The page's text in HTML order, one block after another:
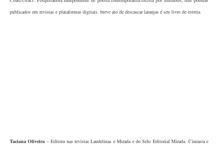
publicados em revistas e plataformas digitais. breve ato de descascar laranjas é seu livro de estreia.
Taciana Oliveira – Editora nas revistas Laudelinas e Mirada e do Selo Editorial Mirada. Cineasta e